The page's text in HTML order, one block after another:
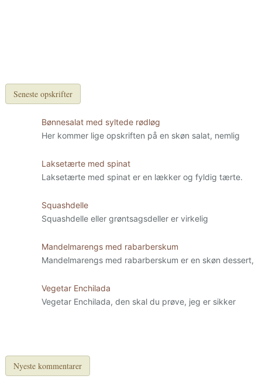
Seneste opskrifter
Bønnesalat med syltede rødløg
Her kommer lige opskriften på en skøn salat, nemlig
Laksetærte med spinat
Laksetærte med spinat er en lækker og fyldig tærte.
Squashdelle
Squashdelle eller grøntsagsdeller er virkelig
Mandelmarengs med rabarberskum
Mandelmarengs med rabarberskum er en skøn dessert,
Vegetar Enchilada
Vegetar Enchilada, den skal du prøve, jeg er sikker
Nyeste kommentarer